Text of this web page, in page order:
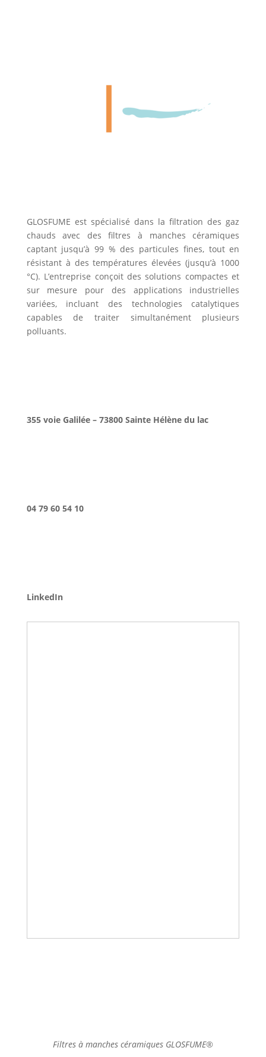
GLOSFUME est spécialisé dans la filtration des gaz
chauds avec des filtres à manches céramiques
captant jusqu’à 99 % des particules fines, tout en
résistant à des températures élevées (jusqu’à 1000
°C). L’entreprise conçoit des solutions compactes et
sur mesure pour des applications industrielles
variées, incluant des technologies catalytiques
capables de traiter simultanément plusieurs
polluants.
355 voie Galilée – 73800 Sainte Hélène du lac
04 79 60 54 10
LinkedIn
Filtres à manches céramiques GLOSFUME®